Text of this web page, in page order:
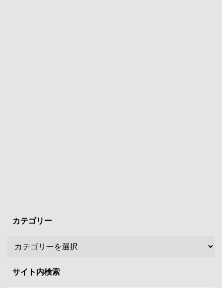
カテゴリー
サイト内検索